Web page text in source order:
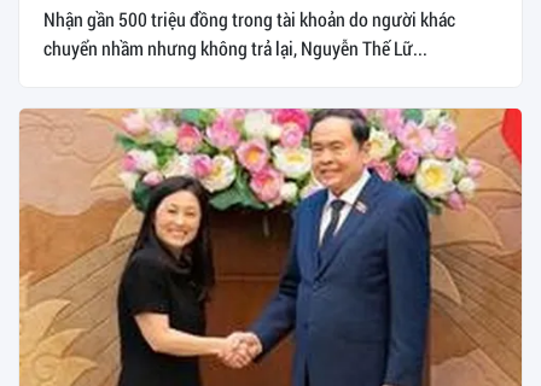
Nhận gần 500 triệu đồng trong tài khoản do người khác
chuyển nhầm nhưng không trả lại, Nguyễn Thế Lữ...